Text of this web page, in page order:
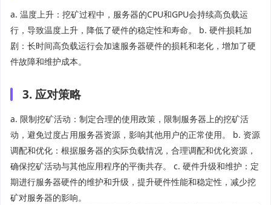
a. 温度上升：挖矿过程中，服务器的CPU和GPU会持续高负载运
行，导致温度上升，降低了硬件的稳定性和寿命。 b. 硬件损耗加
剧：长时间高负载运行会加速服务器硬件的损耗和老化，增加了硬
件故障和维护成本。
3. 应对策略
a. 限制挖矿活动：制定合理的使用政策，限制服务器上的挖矿活
动，避免过度占用服务器资源，影响其他用户的正常使用。 b. 资源
调配和优化：根据服务器的实际负载情况，合理调配和优化资源，
确保挖矿活动与其他应用程序的平衡共存。 c. 硬件升级和维护：定
期进行服务器硬件的维护和升级，提升硬件性能和稳定性，减少挖
矿对服务器的影响。